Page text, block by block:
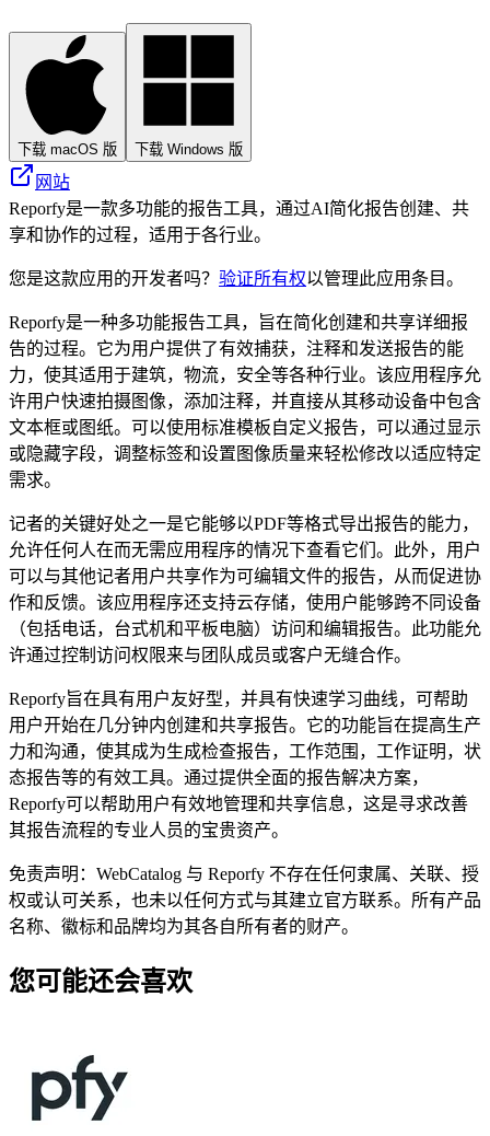
下载 macOS 版 下载 Windows 版
网站
Reporfy是一款多功能的报告工具，通过AI简化报告创建、共
享和协作的过程，适用于各行业。
您是这款应用的开发者吗？ 验证所有权以管理此应用条目。
Reporfy是一种多功能报告工具，旨在简化创建和共享详细报
告的过程。它为用户提供了有效捕获，注释和发送报告的能
力，使其适用于建筑，物流，安全等各种行业。该应用程序允
许用户快速拍摄图像，添加注释，并直接从其移动设备中包含
文本框或图纸。可以使用标准模板自定义报告，可以通过显示
或隐藏字段，调整标签和设置图像质量来轻松修改以适应特定
需求。
记者的关键好处之一是它能够以PDF等格式导出报告的能力，
允许任何人在而无需应用程序的情况下查看它们。此外，用户
可以与其他记者用户共享作为可编辑文件的报告，从而促进协
作和反馈。该应用程序还支持云存储，使用户能够跨不同设备
（包括电话，台式机和平板电脑）访问和编辑报告。此功能允
许通过控制访问权限来与团队成员或客户无缝合作。
Reporfy旨在具有用户友好型，并具有快速学习曲线，可帮助
用户开始在几分钟内创建和共享报告。它的功能旨在提高生产
力和沟通，使其成为生成检查报告，工作范围，工作证明，状
态报告等的有效工具。通过提供全面的报告解决方案，
Reporfy可以帮助用户有效地管理和共享信息，这是寻求改善
其报告流程的专业人员的宝贵资产。
免责声明：WebCatalog 与 Reporfy 不存在任何隶属、关联、授
权或认可关系，也未以任何方式与其建立官方联系。所有产品
名称、徽标和品牌均为其各自所有者的财产。
您可能还会喜欢